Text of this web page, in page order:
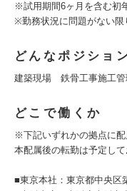
※試用期間6ヶ月を含む初
※勤務状況に問題がない限
どんなポジショ
建築現場 鉄骨工事施工
どこで働くか
※下記いずれかの拠点に配
本配属後の転勤は予定して
■東京本社：東京都中央区